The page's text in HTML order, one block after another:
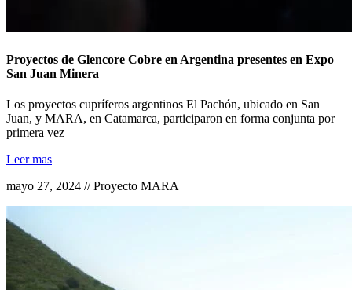
Proyectos de Glencore Cobre en Argentina presentes en Expo
San Juan Minera
Los proyectos cupríferos argentinos El Pachón, ubicado en San
Juan, y MARA, en Catamarca, participaron en forma conjunta por
primera vez
Leer mas
mayo 27, 2024 // Proyecto MARA